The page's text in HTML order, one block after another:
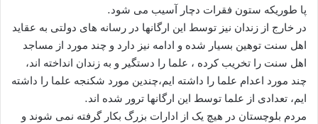
پا طوریکه ستون فقرات دچار آسیب می شود.
در خارج از زندان نیز توسط این ارگانها در رسانه های دولتی به عقاید
اهل سنت توهین بسیار شده و ادامه نیز دارد و چند مورد از مساجد
اهل سنت را تخریب کرده ، علما را دستگیر و به زندان انداخته اند،
چند مورد اعدام علما را داشته ایم،چندین مورد شکنجه علما را داشته
ایم، تعدادی از علما توسط این ارگانها ترور شده اند.
مردم بلوچستان در هیچ یک از ادارات بزرگ بکار گرفته نمی شوند و